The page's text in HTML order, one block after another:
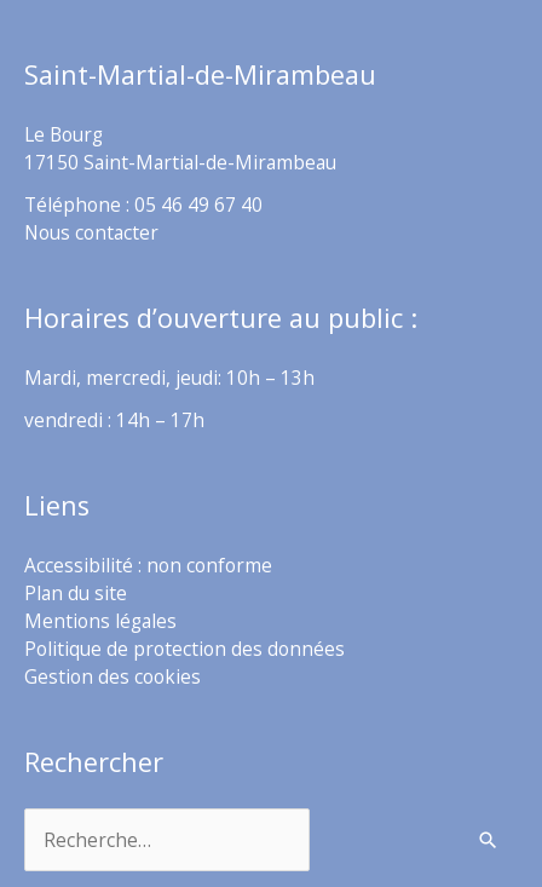
Saint-Martial-de-Mirambeau
Le Bourg
17150 Saint-Martial-de-Mirambeau
Téléphone : 05 46 49 67 40
Nous contacter
Horaires d’ouverture au public :
Mardi, mercredi, jeudi: 10h – 13h
vendredi : 14h – 17h
Liens
Accessibilité : non conforme
Plan du site
Mentions légales
Politique de protection des données
Gestion des cookies
Rechercher